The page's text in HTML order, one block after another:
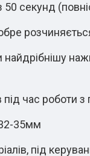
50 секунд
під час роботи
35мм
під